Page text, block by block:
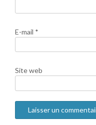
E-mail *
Site web